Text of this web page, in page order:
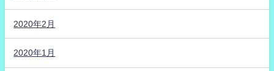
2020年2月
2020年1月